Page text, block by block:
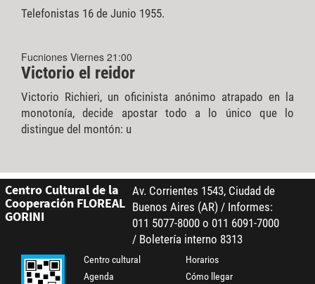
Telefonistas 16 de Junio 1955.
Fucniones Viernes 21:00
Victorio el reidor
Victorio Richieri, un oficinista anónimo atrapado en la
monotonía, decide apostar todo a lo único que lo
distingue del montón: u
Centro Cultural de la
Cooperación FLOREAL
GORINI
Av. Corrientes 1543, Ciudad de
Buenos Aires (AR) / Informes:
011 5077-8000 o 011 6091-7000
/ Boletería interno 8313
Centro cultural
Agenda
Horarios
Cómo llegar